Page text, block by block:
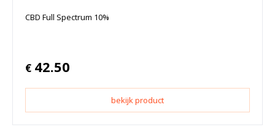
CBD Full Spectrum 10%
€ 42.50
bekijk product